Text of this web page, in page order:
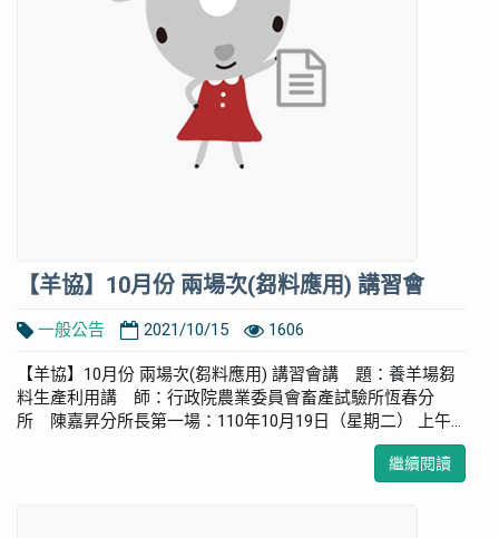
【羊協】10月份 兩場次(芻料應用) 講習會
一般公告 2021/10/15 1606
【羊協】10月份 兩場次(芻料應用) 講習會講 題：養羊場芻
料生產利用講 師：行政院農業委員會畜產試驗所恆春分
所 陳嘉昇分所長第一場：110年10月19日（星期二） 上午...
繼續閱讀